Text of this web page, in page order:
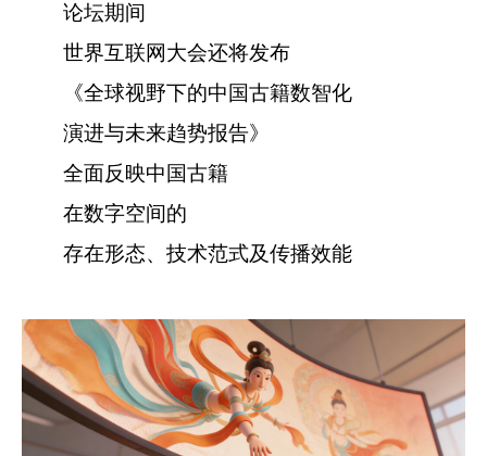
论坛期间
世界互联网大会还将发布
《全球视野下的中国古籍数智化
演进与未来趋势报告》
全面反映中国古籍
在数字空间的
存在形态、技术范式及传播效能